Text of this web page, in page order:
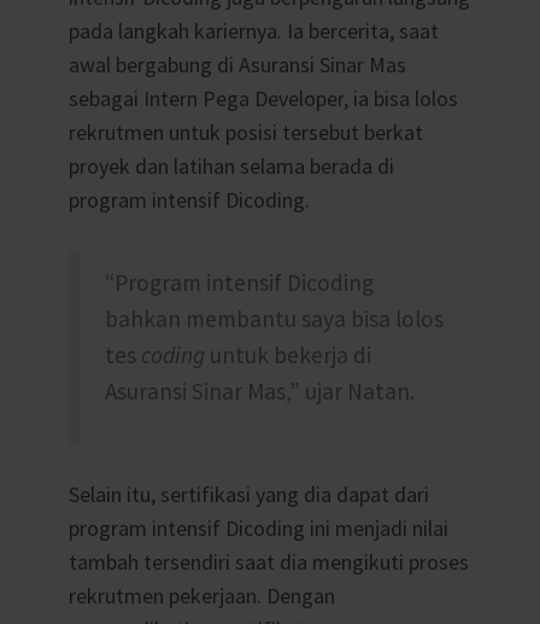
pada langkah kariernya. Ia bercerita, saat
awal bergabung di Asuransi Sinar Mas
sebagai Intern Pega Developer, ia bisa lolos
rekrutmen untuk posisi tersebut berkat
proyek dan latihan selama berada di
program intensif Dicoding.
“Program intensif Dicoding
bahkan membantu saya bisa lolos
tes coding untuk bekerja di
Asuransi Sinar Mas,” ujar Natan.
Selain itu, sertifikasi yang dia dapat dari
program intensif Dicoding ini menjadi nilai
tambah tersendiri saat dia mengikuti proses
rekrutmen pekerjaan. Dengan